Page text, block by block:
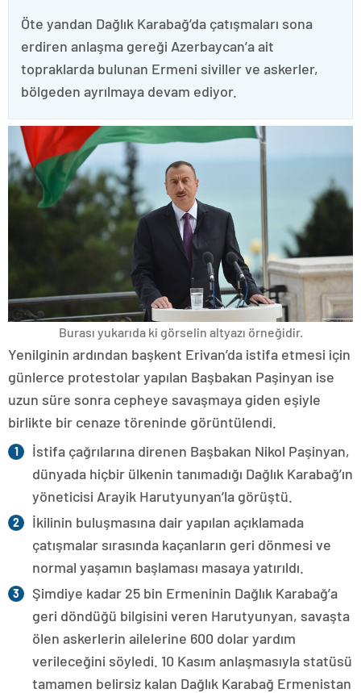
Öte yandan Dağlık Karabağ’da çatışmaları sona
erdiren anlaşma gereği Azerbaycan’a ait
topraklarda bulunan Ermeni siviller ve askerler,
bölgeden ayrılmaya devam ediyor.
Burası yukarıda ki görselin altyazı örneğidir.
Yenilginin ardından başkent Erivan’da istifa etmesi için
günlerce protestolar yapılan Başbakan Paşinyan ise
uzun süre sonra cepheye savaşmaya giden eşiyle
birlikte bir cenaze töreninde görüntülendi.
İstifa çağrılarına direnen Başbakan Nikol Paşinyan,
dünyada hiçbir ülkenin tanımadığı Dağlık Karabağ’ın
yöneticisi Arayik Harutyunyan’la görüştü.
İkilinin buluşmasına dair yapılan açıklamada
çatışmalar sırasında kaçanların geri dönmesi ve
normal yaşamın başlaması masaya yatırıldı.
Şimdiye kadar 25 bin Ermeninin Dağlık Karabağ’a
geri döndüğü bilgisini veren Harutyunyan, savaşta
ölen askerlerin ailelerine 600 dolar yardım
verileceğini söyledi. 10 Kasım anlaşmasıyla statüsü
tamamen belirsiz kalan Dağlık Karabağ Ermenistan